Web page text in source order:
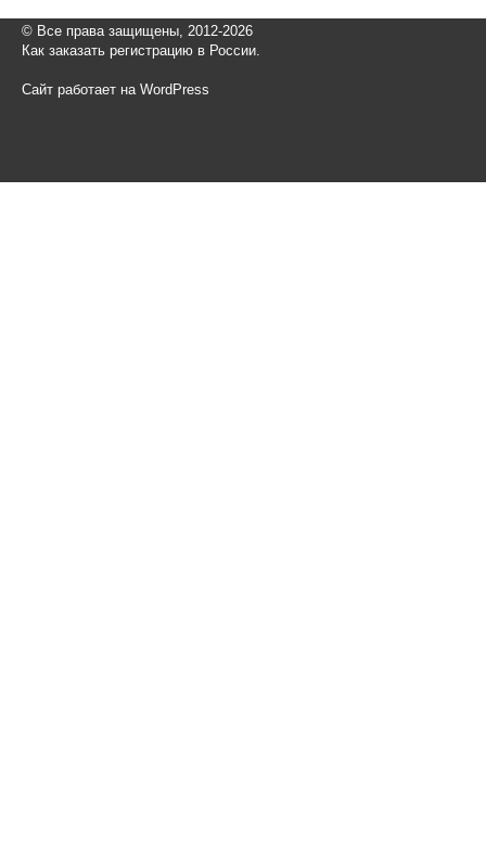
© Все права защищены, 2012-2026
Как заказать регистрацию в России.
Сайт работает на WordPress